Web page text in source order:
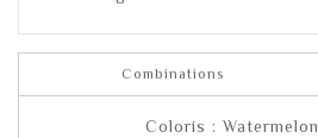
Combinations
Coloris : Watermelon